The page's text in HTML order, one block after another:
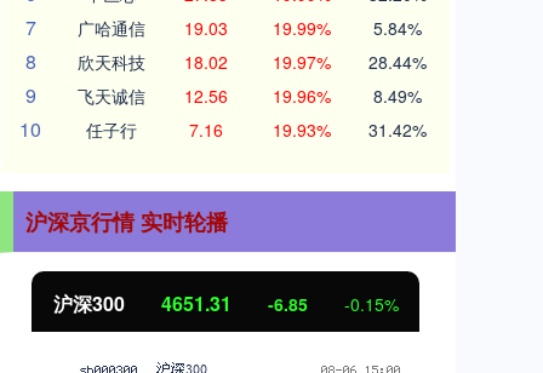
7 广哈通信 19.03 19.99% 5.84%
8 欣天科技 18.02 19.97% 28.44%
9 飞天诚信 12.56 19.96% 8.49%
10 任子行 7.16 19.93% 31.42%
沪深京行情 实时轮播
北证50 1122.88 3.42 0.30%